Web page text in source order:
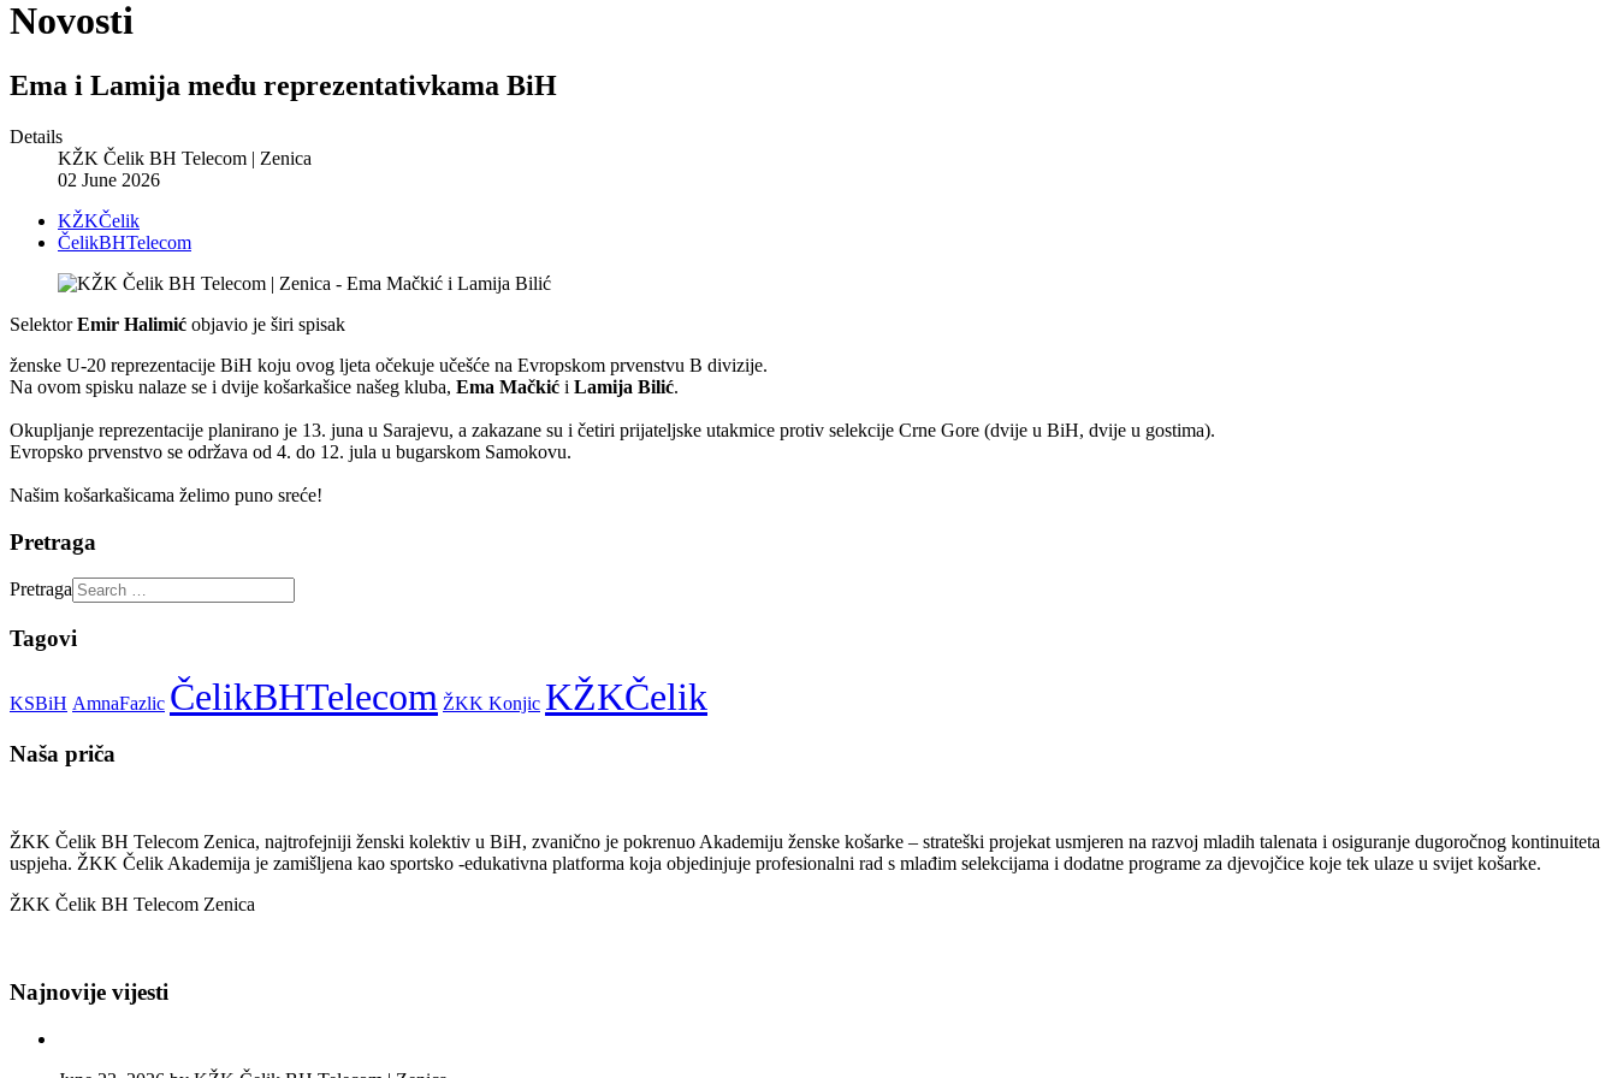
Novosti
Ema i Lamija među reprezentativkama BiH
Details
KŽK Čelik BH Telecom | Zenica
02 June 2026
KŽKČelik
ČelikBHTelecom
SelektorEmir Halimić objavio je širi spisak
ženske U-20 reprezentacije BiH koju ovog ljeta očekuje učešće na Evropskom prvenstvu B divizije.
Na ovom spisku nalaze se i dvije košarkašice našeg kluba, Ema Mačkić i Lamija Bilić.
Okupljanje reprezentacije planirano je 13. juna u Sarajevu, a zakazane su i četiri prijateljske utakmice protiv selekcije Crne Gore (dvije u BiH, dvije u gostima).
Evropsko prvenstvo se održava od 4. do 12. jula u bugarskom Samokovu.
Našim košarkašicama želimo puno sreće!
Pretraga
Pretraga
Tagovi
KSBiH AmnaFazlic ČelikBHTelecom ŽKK Konjic KŽKČelik
Naša priča
ŽKK Čelik BH Telecom Zenica, najtrofejniji ženski kolektiv u BiH, zvanično je pokrenuo Akademiju ženske košarke – strateški projekat usmjeren na razvoj mladih talenata i osiguranje dugoročnog kontinuiteta
uspjeha. ŽKK Čelik Akademija je zamišljena kao sportsko -edukativna platforma koja objedinjuje profesionalni rad s mlađim selekcijama i dodatne programe za djevojčice koje tek ulaze u svijet košarke.
ŽKK Čelik BH Telecom Zenica
Najnovije vijesti